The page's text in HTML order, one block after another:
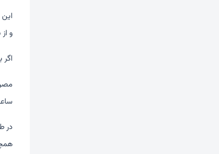
و
ساعت قبل یا 2
در